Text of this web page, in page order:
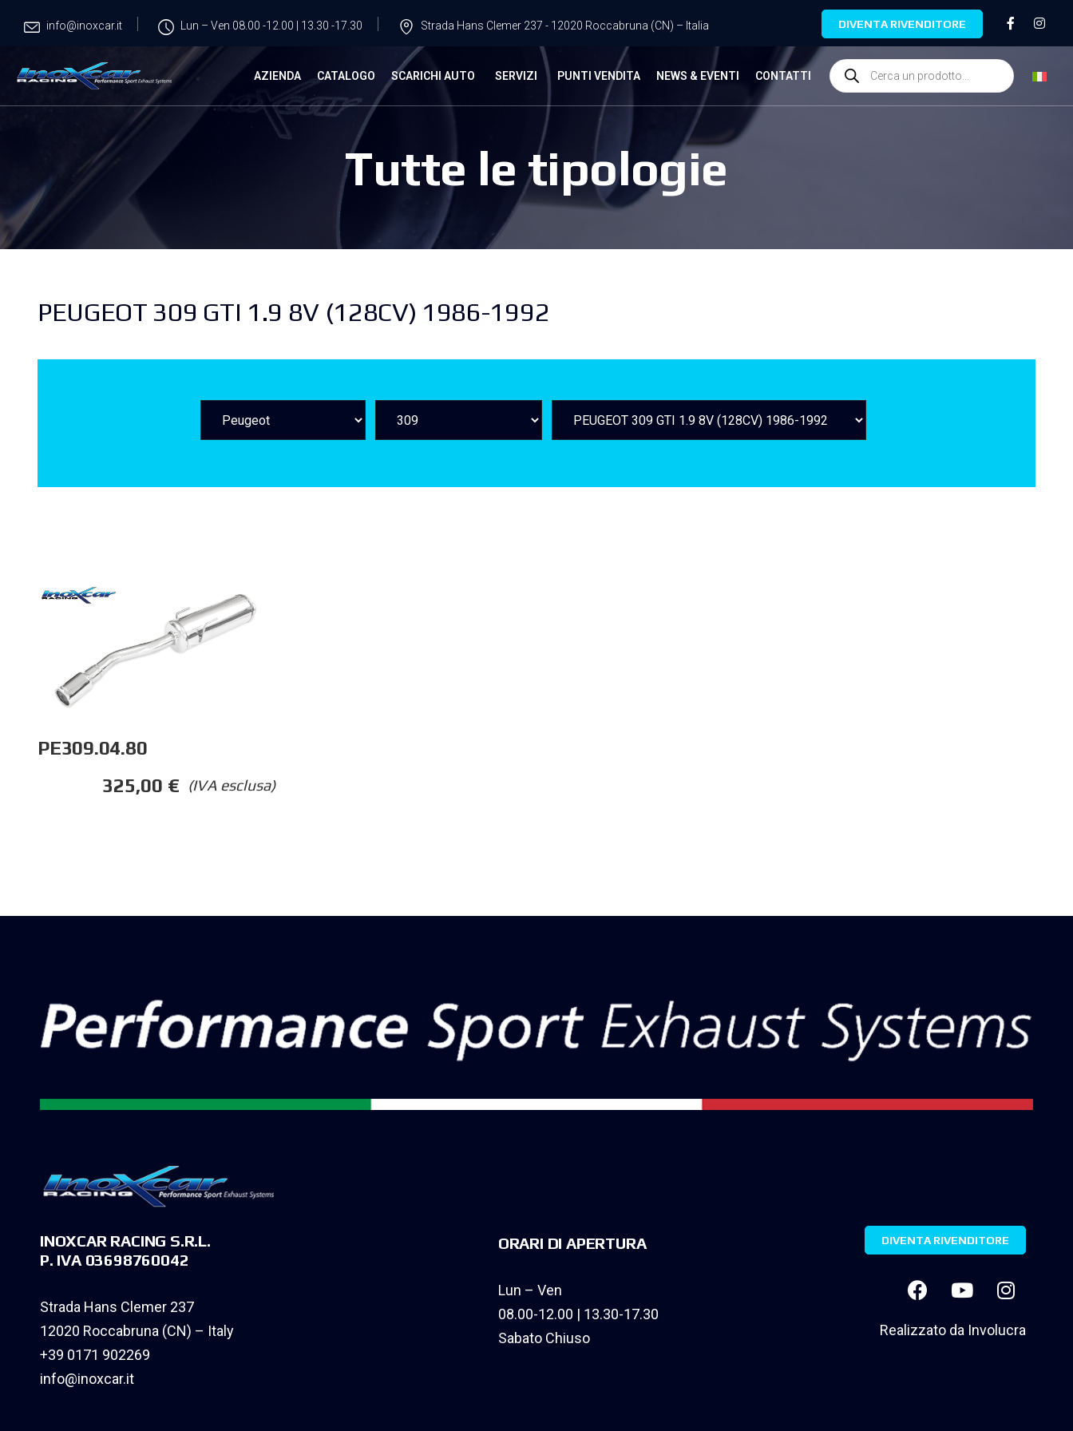
info@inoxcar.it Lun – Ven 08.00 -12.00 | 13.30 -17.30 Strada Hans Clemer 237 - 12020 Roccabruna (CN) – Italia DIVENTA RIVENDITORE
AZIENDA CATALOGO SCARICHI AUTO SERVIZI PUNTI VENDITA NEWS & EVENTI CONTATTI
Tutte le tipologie
PEUGEOT 309 GTI 1.9 8V (128CV) 1986-1992
PE309.04.80
(IVA esclusa)
325,00 €
INOXCAR RACING S.R.L.
P. IVA 03698760042
Strada Hans Clemer 237
12020 Roccabruna (CN) – Italy
+39 0171 902269
info@inoxcar.it
ORARI DI APERTURA
Lun – Ven
08.00-12.00 | 13.30-17.30
Sabato Chiuso
DIVENTA RIVENDITORE
Realizzato da Involucra